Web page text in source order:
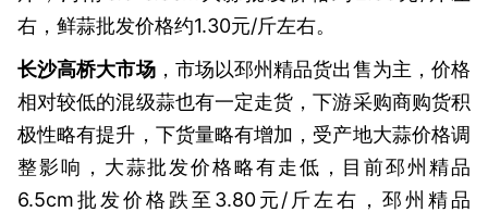
右，鲜蒜批发价格约1.30元/斤左右。
长沙高桥大市场，市场以邳州精品货出售为主，价格
相对较低的混级蒜也有一定走货，下游采购商购货积
极性略有提升，下货量略有增加，受产地大蒜价格调
整影响，大蒜批发价格略有走低，目前邳州精品
6.5cm批发价格跌至3.80元/斤左右，邳州精品